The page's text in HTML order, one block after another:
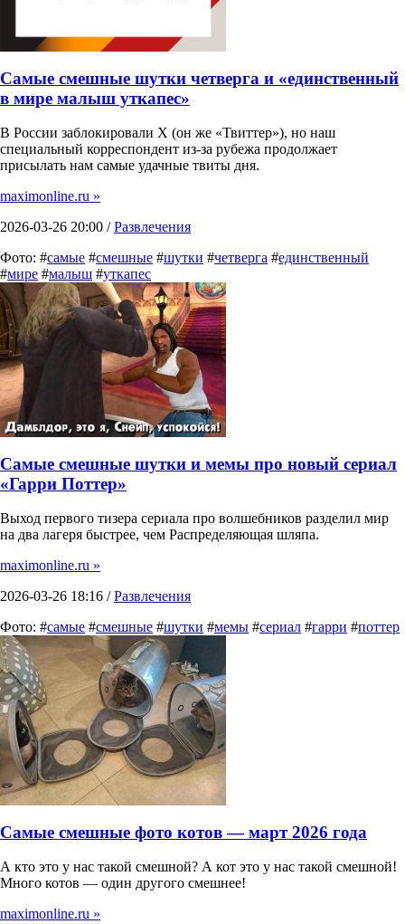
Самые смешные шутки четверга и «единственный
в мире малыш уткапес»
В России заблокировали X (он же «Твиттер»), но наш
специальный корреспондент из-за рубежа продолжает
присылать нам самые удачные твиты дня.
maximonline.ru »
2026-03-26 20:00 /Развлечения
Фото: #самые #смешные #шутки #четверга #единственный
#мире #малыш #уткапес
Самые смешные шутки и мемы про новый сериал
«Гарри Поттер»
Выход первого тизера сериала про волшебников разделил мир
на два лагеря быстрее, чем Распределяющая шляпа.
maximonline.ru »
2026-03-26 18:16 /Развлечения
Фото: #самые #смешные #шутки #мемы #сериал #гарри #поттер
Самые смешные фото котов — март 2026 года
А кто это у нас такой смешной? А кот это у нас такой смешной!
Много котов — один другого смешнее!
maximonline.ru »